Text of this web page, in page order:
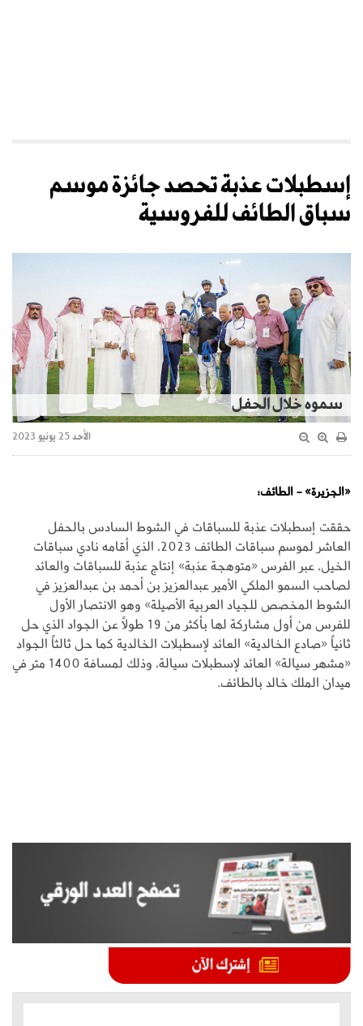
إسطبلات عذبة تحصد جائزة موسم
سباق الطائف للفروسية
سموه خلال الحفل
الأحد 25 يونيو 2023
«الجزيرة» - الطائف:
حققت إسطبلات عذبة للسباقات في الشوط السادس بالحفل
العاشر لموسم سباقات الطائف 2023، الذي أقامه نادي سباقات
الخيل، عبر الفرس «متوهجة عذبة» إنتاج عذبة للسباقات والعائد
لصاحب السمو الملكي الأمير عبدالعزيز بن أحمد بن عبدالعزيز في
الشوط المخصص للجياد العربية الأصيلة» وهو الانتصار الأول
للفرس من أول مشاركة لها بأكثر من 19 طولاً عن الجواد الذي حل
ثانياً «صادع الخالدية» العائد لإسطبلات الخالدية كما حل ثالثاً الجواد
«مشهر سيالة» العائد لإسطبلات سيالة، وذلك لمسافة 1400 متر في
ميدان الملك خالد بالطائف.